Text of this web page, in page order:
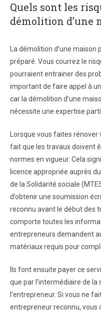
Quels sont les
démolition d’une
La démolition d’une
préparé. Vous courrez le
pourraient entrainer des
important de faire appel à
car la démolition d’une
nécessite une expertise
Lorsque vous faites
fait que les travaux doivent
normes en vigueur. Cela
licence appropriée auprès
de la Solidarité sociale
d’obtenir une soumission
reconnu avant le début des
comporte toutes les
entrepreneurs demandent
matériaux requis pour
Ils font ensuite payer ce
que par l’intermédiaire de
l’entrepreneur. Si vous ne
entrepreneur reconnu, vous